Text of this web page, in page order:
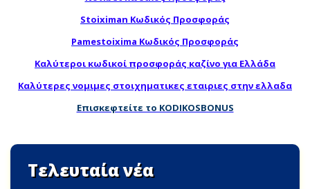
Stoiximan Κωδικός Προσφοράς
Pamestoixima Κωδικός Προσφοράς
Καλύτεροι κωδικοί προσφοράς καζίνο για Ελλάδα
Καλύτερες νομιμες στοιχηματικες εταιριες στην ελλαδα
Επισκεφτείτε το KODIKOSBONUS
Τελευταία νέα